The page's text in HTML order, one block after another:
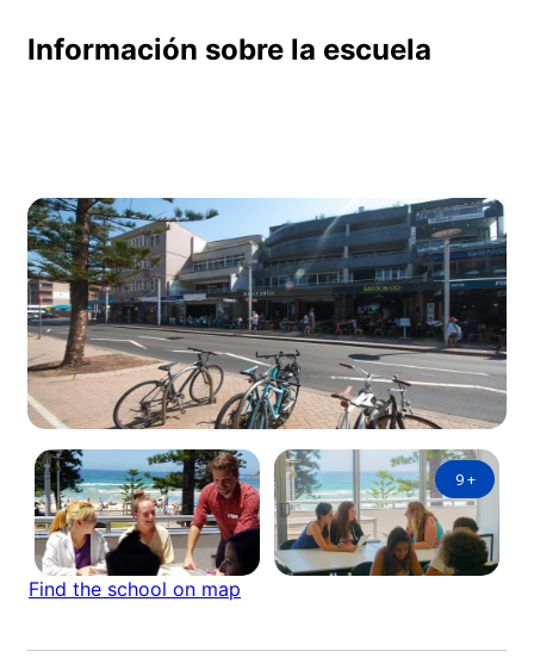
Información sobre la escuela
9+
Find the school on map